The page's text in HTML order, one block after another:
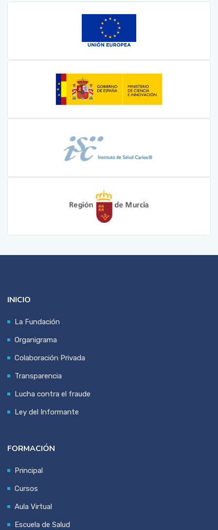
INICIO
La Fundación
Organigrama
Colaboración Privada
Transparencia
Lucha contra el fraude
Ley del Informante
FORMACIÓN
Principal
Cursos
Aula Virtual
Escuela de Salud